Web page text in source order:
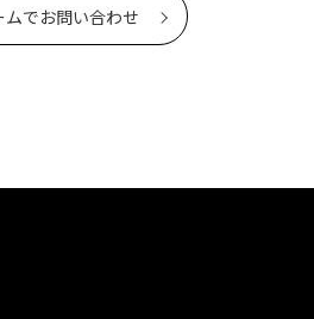
ムでお問い合わせ